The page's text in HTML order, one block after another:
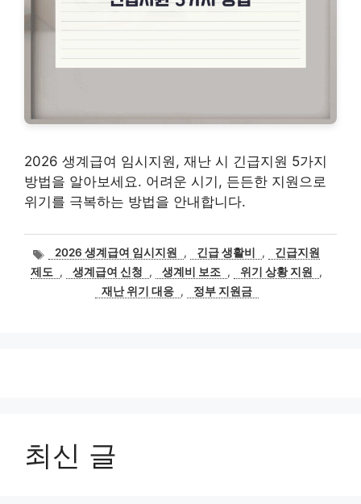
2026 생계급여 임시지원, 재난 시 긴급지원 5가지
방법을 알아보세요. 어려운 시기, 든든한 지원으로
위기를 극복하는 방법을 안내합니다.
태
그
2026 생계급여 임시지원 , 긴급 생활비 ,
긴급지원
제도
, 생계급여 신청 , 생계비 보조 , 위기 상황 지원
,
재난 위기 대응 , 정부 지원금
최신 글